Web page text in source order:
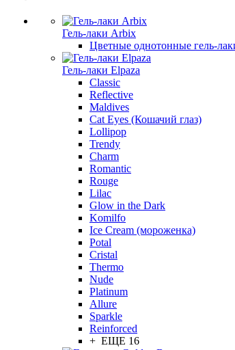
Гель-лаки Arbix
Цветные однотонные гель-
Гель-лаки Elpaza
Classic
Reflective
Maldives
Cat Eyes (Кошачий глаз)
Lollipop
Trendy
Charm
Romantic
Rouge
Lilac
Glow in the Dark
Komilfo
Ice Cream (мороженка)
Potal
Cristal
Thermo
Nude
Platinum
Allure
Sparkle
Reinforced
+ ЕЩЕ 16